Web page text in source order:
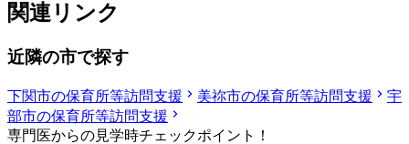
関連リンク
近隣の市で探す
下関市の保育所等訪問支援 美祢市の保育所等訪問支援
宇
部市の保育所等訪問支援
専門医からの見学時チェックポイント！